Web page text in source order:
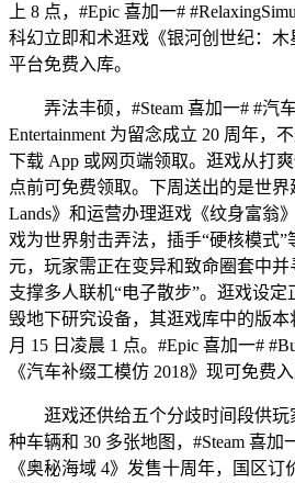
上 8 点，#Epic 喜加一#
科幻立即和术逛戏《银河创世纪：木
平台免费入库。
弄法丰硕，#Steam 喜加一# #汽
Entertainment 为留念成立 20 周年，
下载 App 或网页端领取。逛戏从打
点前可免费领取。下周送出的是世界
Lands》和运营办理逛戏《纹身富翁
戏为世界射击弄法，插手“硬核模式”
元，玩家需正在变异和致命圈套中
支撑多人联机“电子散步”。逛戏设定
毁地下研究设备，其逛戏库中的版
月 15 日凌晨 1 点。#Epic 喜加一#
《汽车补缀工模仿 2018》现可免费
逛戏还供给五个分歧时间段供玩
种车辆和 30 多张地图，#Steam 喜加
《奥秘海域 4》发售十周年，国区订